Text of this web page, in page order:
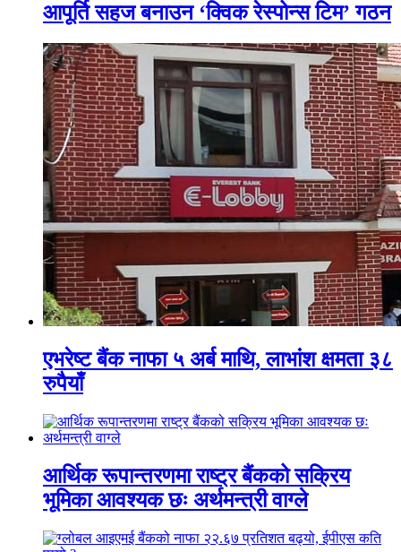
आपूर्ति सहज बनाउन ‘क्विक रेस्पोन्स टिम’ गठन
एभरेष्ट बैंक नाफा ५ अर्ब माथि, लाभांश क्षमता ३८
रुपैयाँ
आर्थिक रूपान्तरणमा राष्ट्र बैंकको सक्रिय
भूमिका आवश्यक छः अर्थमन्त्री वाग्ले